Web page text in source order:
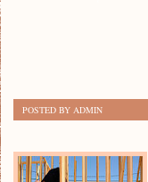
POSTED BY ADMIN